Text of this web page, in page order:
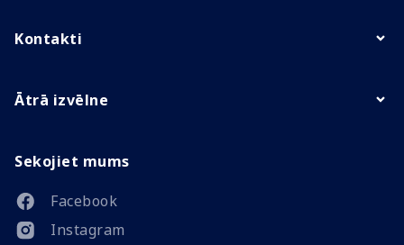
Kontakti
Ātrā izvēlne
Sekojiet mums
Facebook
Instagram